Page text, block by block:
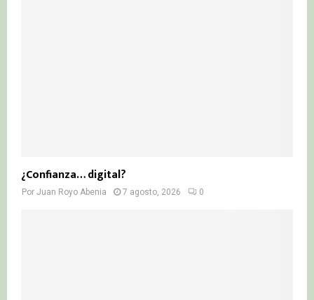
¿Confianza… digital?
Por Juan Royo Abenia 7 agosto, 2026 0